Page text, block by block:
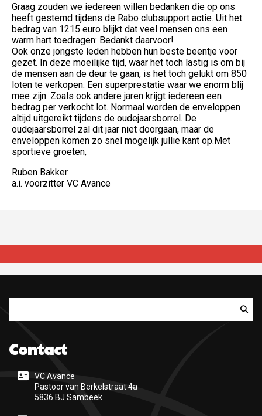
Graag zouden we iedereen willen bedanken die op ons
heeft gestemd tijdens de Rabo clubsupport actie. Uit het
bedrag van 1215 euro blijkt dat veel mensen ons een
warm hart toedragen: Bedankt daarvoor!
Ook onze jongste leden hebben hun beste beentje voor
gezet. In deze moeilijke tijd, waar het toch lastig is om bij
de mensen aan de deur te gaan, is het toch gelukt om 850
loten te verkopen. Een superprestatie waar we enorm blij
mee zijn. Zoals ook andere jaren krijgt iedereen een
bedrag per verkocht lot. Normaal worden de enveloppen
altijd uitgereikt tijdens de oudejaarsborrel. De
oudejaarsborrel zal dit jaar niet doorgaan, maar de
enveloppen komen zo snel mogelijk jullie kant op.Met
sportieve groeten,
Ruben Bakker
a.i. voorzitter VC Avance
Contact
VC Avance
Pastoor van Berkelstraat 4a
5836 BJ Sambeek